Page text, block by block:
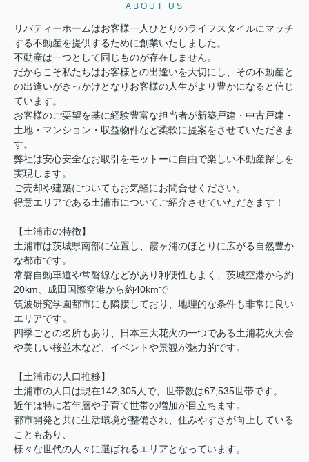
2290万円
物件詳細へ
◆土浦市の新築戸建
◆つくば市の新築戸建
◆古河市の新築戸建
◆土浦市の中古戸建
☆写真更新しました☆
古河市三和 新築戸建 1号棟
2490万円
◆土浦市の新築戸建
◆つくば市の新築戸建
◆古河市の新築戸建
◆土浦市の中古戸建
2026.08.02
☆写真更新しました☆
2290万円
物件詳細へ
◆土浦市の新築戸建
◆つくば市の新築戸建
ABOUT US
リバティーホームはお客様一人ひとりのライフスタイルにマッチ
する不動産を提供するために創業いたしました。
不動産は一つとして同じものが存在しません。
だからこそ私たちはお客様との出逢いを大切にし、その不動産と
の出逢いがきっかけとなりお客様の人生がより豊かになると信じ
ています。
お客様のご要望を基に経験豊富な担当者が新築戸建・中古戸建・
土地・マンション・収益物件など柔軟に提案をさせていただきま
す。
弊社は安心安全なお取引をモットーに自由で楽しい不動産探しを
実現します。
ご売却や建築についてもお気軽にお問合せください。
得意エリアである土浦市についてご紹介させていただきます！
【土浦市の特徴】
土浦市は茨城県南部に位置し、霞ヶ浦のほとりに広がる自然豊か
な都市です。
常磐自動車道や常磐線などがあり利便性もよく、茨城空港から約
20km、成田国際空港から約40kmで
筑波研究学園都市にも隣接しており、地理的な条件も非常に良い
エリアです。
四季ごとの名所もあり、日本三大花火の一つである土浦花火大会
や美しい桜並木など、イベントや景観が魅力的です。
【土浦市の人口推移】
土浦市の人口は現在142,305人で、世帯数は67,535世帯です。
近年は特に若年層や子育て世帯の増加が目立ちます。
都市開発と共に生活環境が整備され、住みやすさが向上している
こともあり、
様々な世代の人々に選ばれるエリアとなっています。